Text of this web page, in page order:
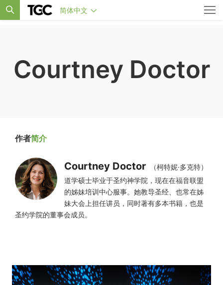
简体中文
Courtney Doctor
作者简介
Courtney Doctor
（柯特妮·多克特）
道学硕士毕业于圣约神学院，现在在福音联盟
的姊妹培训中心服事。她教导圣经、也常在姊
妹大会上担任讲员，同时著有多本书籍，也是
圣约学院的董事会成员。